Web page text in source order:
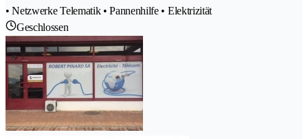
• Netzwerke Telematik • Pannenhilfe • Elektrizität
Geschlossen